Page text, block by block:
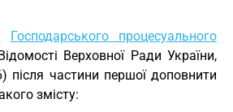
Господарського процесуального
Верховної Ради України,
після частини першої доповнити
змісту: